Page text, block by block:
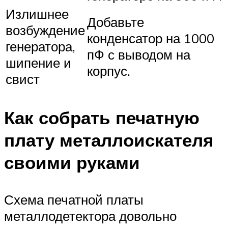
Излишнее
возбуждение
генератора,
шипение и
свист
Добавьте
конденсатор на 1000
пФ с выводом на
корпус.
Как собрать печатную
плату металлоискателя
своими руками
Схема печатной платы
металлодетектора довольно